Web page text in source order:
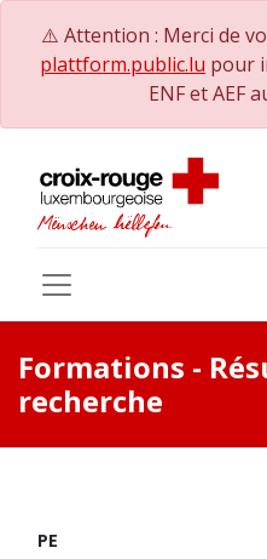
⚠️ Attention : Merci de
plattform.public.lu pour
ENF et AEF
Formations -
recherche
PE